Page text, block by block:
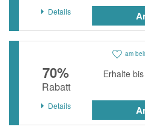
Details
am
70%
Rabatt
Erhalte
Details